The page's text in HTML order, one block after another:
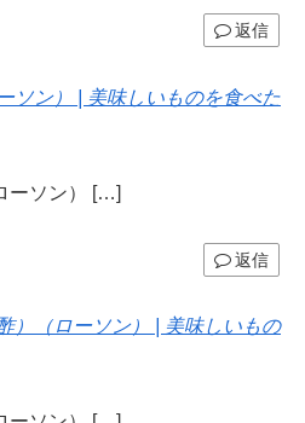
返信
ソン） | 美味しいものを食べた
ーソン） […]
返信
）（ローソン） | 美味しいもの